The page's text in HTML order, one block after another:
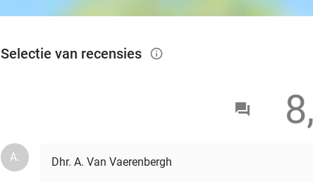
Selectie van recensies info_outlined
A. Dhr. A. Van Vaerenbergh